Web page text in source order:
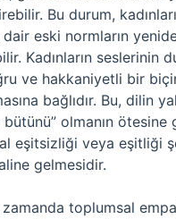
Bu durum,
eski normların
Kadınların seslerinin
ve hakkaniyetli bir
bağlıdır. Bu, dilin
bütünü” olmanın ötesine
eşitsizliği veya eşitliği
gelmesidir.
zamanda toplumsal